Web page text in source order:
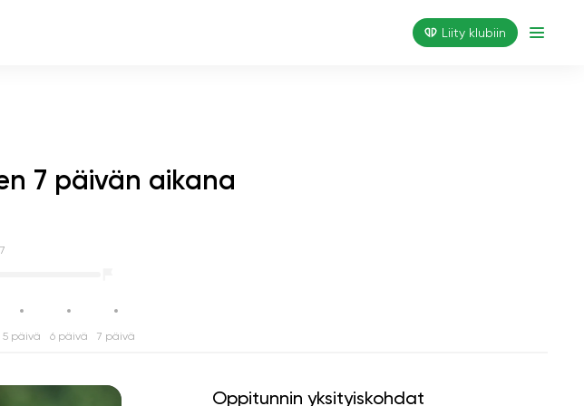
Liity klubiin
7 päivän aikana
5 päivä 6 päivä 7 päivä
Oppitunnin yksityiskohdat